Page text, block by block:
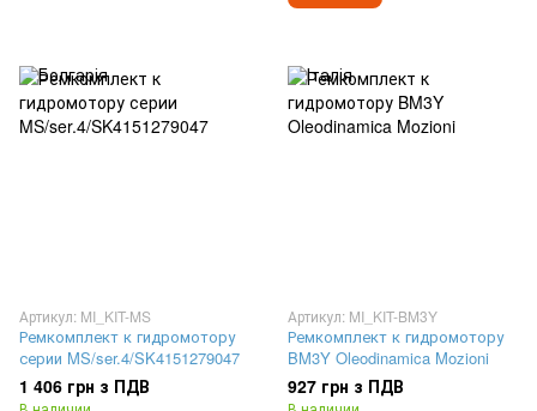
Артикул: MI_KIT-MS
Ремкомплект к гидромотору
серии MS/ser.4/SK4151279047
1 406 грн з ПДВ
Артикул: MI_KIT-BM3Y
Ремкомплект к гидромотору
BM3Y Oleodinamica Mozioni
927 грн з ПДВ